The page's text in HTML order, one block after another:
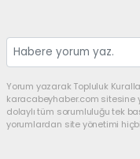
Yorum yazarak Topluluk
karacabeyhaber.com sitesine
dolaylı tüm sorumluluğu tek
yorumlardan site yönetimi